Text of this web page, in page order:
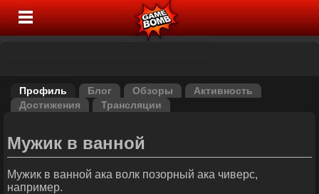
Профиль Блог Обзоры
Активность
Достижения
Трансляции
Mужик в ванной
Мужик в ванной ака волк позорный ака чиверс,
например.